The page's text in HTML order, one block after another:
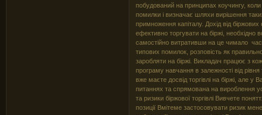
побудований на принципах коучингу,
помилки і визначає шляхи вирішення
примноження капіталу. Дохід від
ефективно торгувати на біржі, необхідно
самостійно витративши на це чимало
типових помилок, розповість як
заробляти на біржі. Викладач працює з
програму навчання в залежності від
вже маєте досвід торгівлі на біржі, але
питаннях та спрямована на вироблення
та ризики біржової торгівлі Вивчете
позиції Вмітеме застосовувати ризик